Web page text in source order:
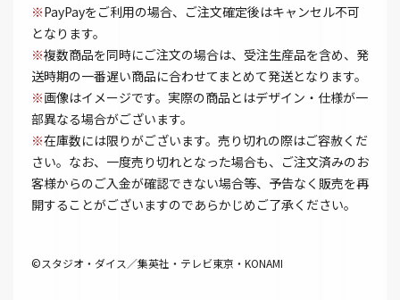
※PayPayをご利用の場合、ご注文確定後はキャンセル不可
となります。
※複数商品を同時にご注文の場合は、受注生産品を含め、発
送時期の一番遅い商品に合わせてまとめて発送となります。
※画像はイメージです。実際の商品とはデザイン・仕様が一
部異なる場合がございます。
※在庫数には限りがございます。売り切れの際はご容赦くだ
さい。なお、一度売り切れとなった場合も、ご注文済みのお
客様からのご入金が確認できない場合等、予告なく販売を再
開することがございますのであらかじめご了承ください。
©スタジオ・ダイス／集英社・テレビ東京・KONAMI